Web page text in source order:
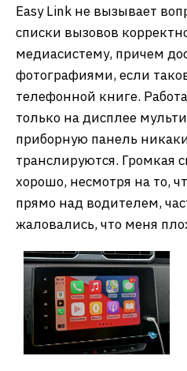
Easy Link не вызывает
списки вызовов
медиасистему, причем
фотографиями, если
телефонной книге.
только на дисплее
приборную панель
транслируются. Громкая
хорошо, несмотря на то,
прямо над водителем,
жаловались, что меня